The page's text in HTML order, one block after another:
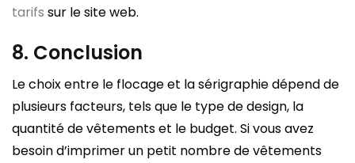
tarifs sur le site web.
8. Conclusion
Le choix entre le flocage et la sérigraphie dépend de
plusieurs facteurs, tels que le type de design, la
quantité de vêtements et le budget. Si vous avez
besoin d’imprimer un petit nombre de vêtements